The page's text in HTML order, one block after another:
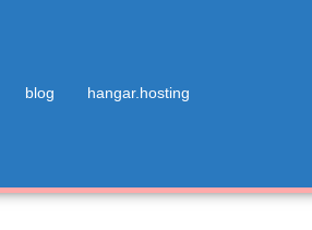
blog hangar.hosting